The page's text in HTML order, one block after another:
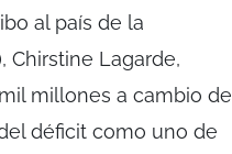
al país de la
Chirstine Lagarde,
millones a cambio de
déficit como uno de